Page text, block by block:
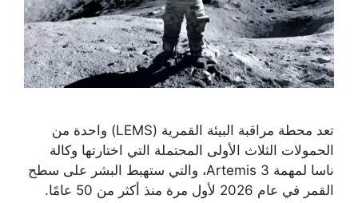
تعد محطة مراقبة البيئة القمرية (LEMS) واحدة من
الحمولات الثلاث الأولى المحتملة التي اختارتها وكالة
ناسا لمهمة Artemis 3، والتي ستهبط البشر على سطح
القمر في عام 2026 لأول مرة منذ أكثر من 50 عامًا.